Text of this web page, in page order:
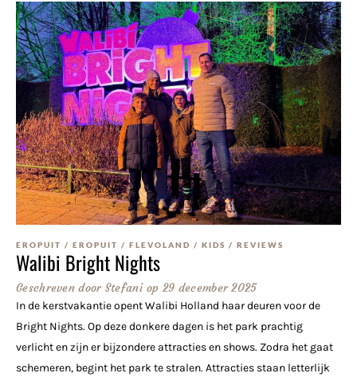
EROPUIT / EROPUIT / FLEVOLAND / KIDS / REVIEWS
Walibi Bright Nights
Geschreven doorStefani op 29 december 2025
In de kerstvakantie opent Walibi Holland haar deuren voor de
Bright Nights. Op deze donkere dagen is het park prachtig
verlicht en zijn er bijzondere attracties en shows. Zodra het gaat
schemeren, begint het park te stralen. Attracties staan letterlijk